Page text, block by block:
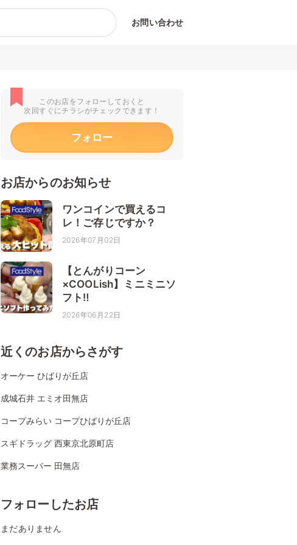
お問い合わせ
このお店をフォローしておくと
次回すぐにチラシがチェックできます！
フォロー
お店からのお知らせ
ワンコインで買えるコ
レ！ご存じですか？
2026年07月02日
【とんがりコーン
×COOLish】ミニミニソ
フト‼
2026年06月22日
近くのお店からさがす
オーケー ひばりが丘店
成城石井 エミオ田無店
コープみらい コープひばりが丘店
スギドラッグ 西東京北原町店
業務スーパー 田無店
フォローしたお店
まだありません